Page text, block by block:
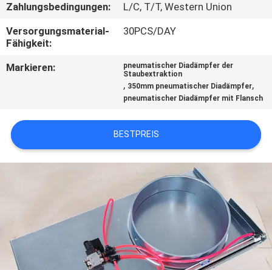
NACHRICHTEN
FÄLLE
PRIVACY
POLICY
Zahlungsbedingungen:
L/C, T/T, Western Union
Versorgungsmaterial-
Fähigkeit:
30PCS/DAY
Markieren:
pneumatischer Diadämpfer der
Staubextraktion
, 350mm pneumatischer Diadämpfer,
pneumatischer Diadämpfer mit Flansch
BESTPREIS